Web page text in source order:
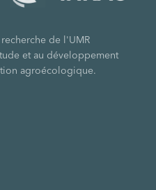
de l'UMR
et au développement
agroécologique.